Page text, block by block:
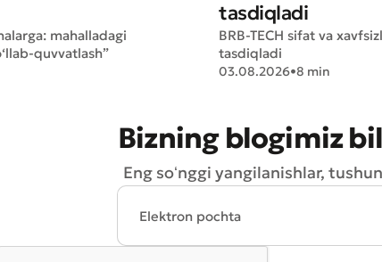
mahalladagi
quvvatlash”
tasdiqladi
BRB-TECH sifat va
tasdiqladi
03.08.2026•8 min
Bizning blogimiz
Eng soʻnggi yangilanishlar,